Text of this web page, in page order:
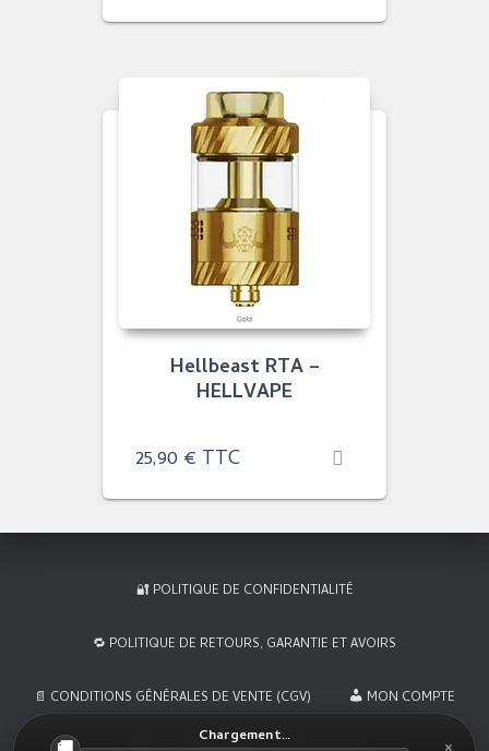
Chargement…
Hellbeast RTA –
HELLVAPE
25,90 € TTC
🔐 POLITIQUE DE CONFIDENTIALITÉ
🔁 POLITIQUE DE RETOURS, GARANTIE ET AVOIRS
📄 CONDITIONS GÉNÉRALES DE VENTE (CGV) MON COMPTE